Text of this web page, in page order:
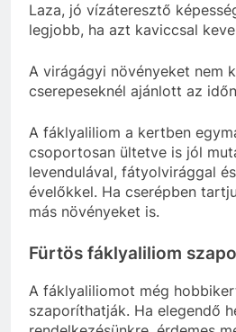
Laza, jó vízáteresztő
legjobb, ha azt kaviccsal
A virágágyi növényeket nem
cserepeseknél ajánlott az
A fáklyaliliom a kertben
csoportosan ültetve is jól
levendulával, fátyolvirággal
évelőkkel. Ha cserépben
más növényeket is.
Fürtös fáklyaliliom
A fáklyaliliomot még
szaporíthatják. Ha elegendő